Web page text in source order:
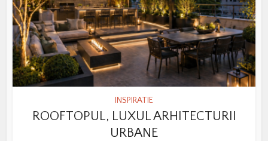
INSPIRATIE
ROOFTOPUL, LUXUL ARHITECTURII
URBANE